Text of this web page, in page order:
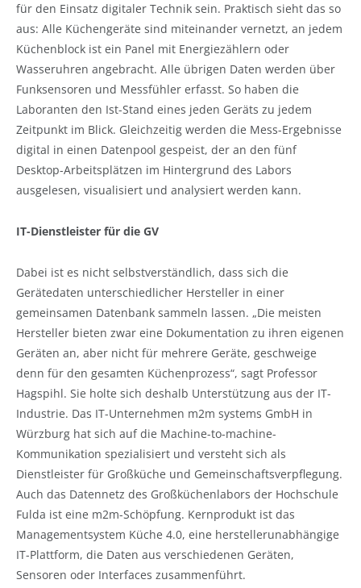
für den Einsatz digitaler Technik sein. Praktisch sieht das so
aus: Alle Küchengeräte sind miteinander vernetzt, an jedem
Küchenblock ist ein Panel mit Energiezählern oder
Wasseruhren angebracht. Alle übrigen Daten werden über
Funksensoren und Messfühler erfasst. So haben die
Laboranten den Ist-Stand eines jeden Geräts zu jedem
Zeitpunkt im Blick. Gleichzeitig werden die Mess-Ergebnisse
digital in einen Datenpool gespeist, der an den fünf
Desktop-Arbeitsplätzen im Hintergrund des Labors
ausgelesen, visualisiert und analysiert werden kann.
IT-Dienstleister für die GV
Dabei ist es nicht selbstverständlich, dass sich die
Gerätedaten unterschiedlicher Hersteller in einer
gemeinsamen Datenbank sammeln lassen. „Die meisten
Hersteller bieten zwar eine Dokumentation zu ihren eigenen
Geräten an, aber nicht für mehrere Geräte, geschweige
denn für den gesamten Küchenprozess“, sagt Professor
Hagspihl. Sie holte sich deshalb Unterstützung aus der IT-
Industrie. Das IT-Unternehmen m2m systems GmbH in
Würzburg hat sich auf die Machine-to-machine-
Kommunikation spezialisiert und versteht sich als
Dienstleister für Großküche und Gemeinschaftsverpflegung.
Auch das Datennetz des Großküchenlabors der Hochschule
Fulda ist eine m2m-Schöpfung. Kernprodukt ist das
Managementsystem Küche 4.0, eine herstellerunabhängige
IT-Plattform, die Daten aus verschiedenen Geräten,
Sensoren oder Interfaces zusammenführt.